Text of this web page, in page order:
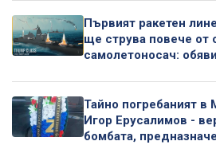
Първият ракетен
ще струва повече от
самолетоносач:
Тайно погребаният в
Игор Ерусалимов -
бомбата,